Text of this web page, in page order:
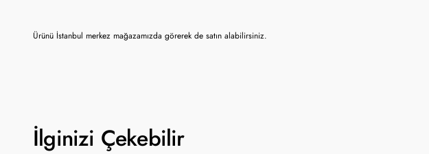
Ürünü İstanbul merkez mağazamızda görerek de satın alabilirsiniz.
İlginizi Çekebilir